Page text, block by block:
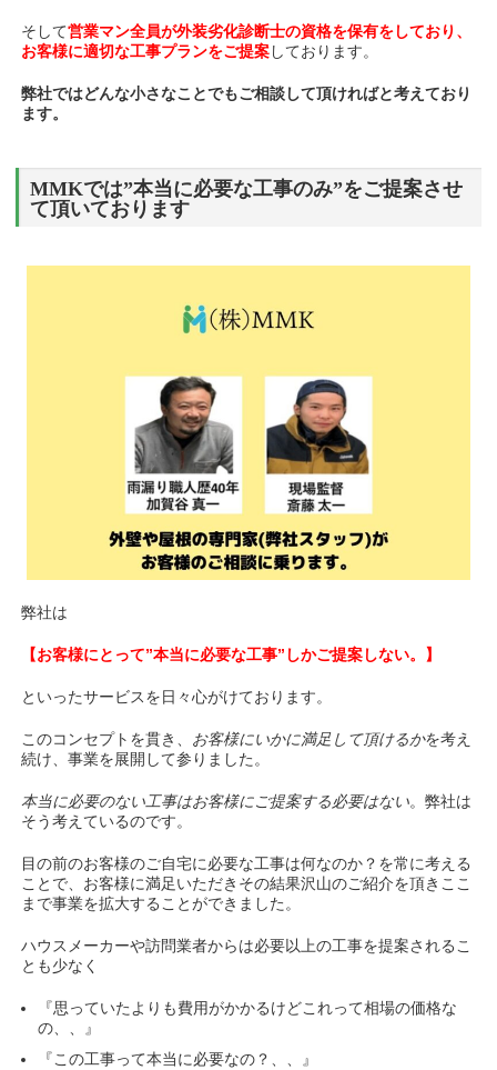
そして営業マン全員が外装劣化診断士の資格を保有をしており、
お客様に適切な工事プランをご提案しております。
弊社ではどんな小さなことでもご相談して頂ければと考えており
ます。
MMKでは”本当に必要な工事のみ”をご提案させ
て頂いております
弊社は
【お客様にとって”本当に必要な工事”しかご提案しない。】
といったサービスを日々心がけております。
このコンセプトを貫き、 お客様にいかに満足して頂けるかを考え
続け、事業を展開して参りました。
本当に必要のない工事はお客様にご提案する必要はない。弊社は
そう考えているのです。
目の前のお客様のご自宅に必要な工事は何なのか？を常に考える
ことで、お客様に満足いただきその結果沢山のご紹介を頂きここ
まで事業を拡大することができました。
ハウスメーカーや訪問業者からは必要以上の工事を提案されるこ
とも少なく
『思っていたよりも費用がかかるけどこれって相場の価格な
の、、』
『この工事って本当に必要なの？、、』